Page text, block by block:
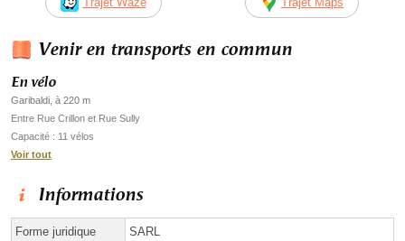
Venir en transports en commun
En vélo
Garibaldi, à 220 m
Entre Rue Crillon et Rue Sully
Capacité : 11 vélos
Voir tout
Informations
Forme juridique SARL